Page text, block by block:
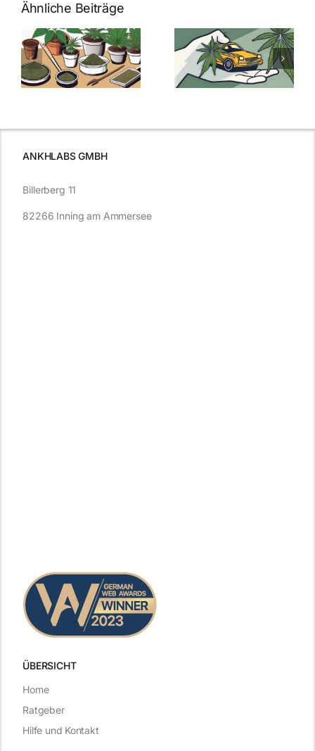
Ähnliche Beiträge
Neue THC-
Grenzwert-
Regelung:
Was Sie über
Cannabis und
müssen
Cannabis
Samen
kaufen: Alles
was Sie
ANKHLABS GMBH
ÜBERSICHT
Billerberg 11
82266 Inning am Ammersee
Home
Ratgeber
Hilfe und Kontakt